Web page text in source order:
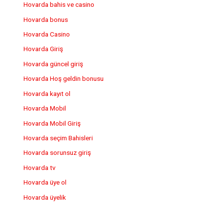
Hovarda bahis ve casino
Hovarda bonus
Hovarda Casino
Hovarda Giriş
Hovarda güncel giriş
Hovarda Hoş geldin bonusu
Hovarda kayıt ol
Hovarda Mobil
Hovarda Mobil Giriş
Hovarda seçim Bahisleri
Hovarda sorunsuz giriş
Hovarda tv
Hovarda üye ol
Hovarda üyelik